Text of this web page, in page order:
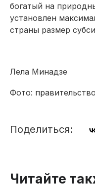
богатый на
установлен
страны размер
Лела Минадзе
Фото:
Поделиться:
Читайте